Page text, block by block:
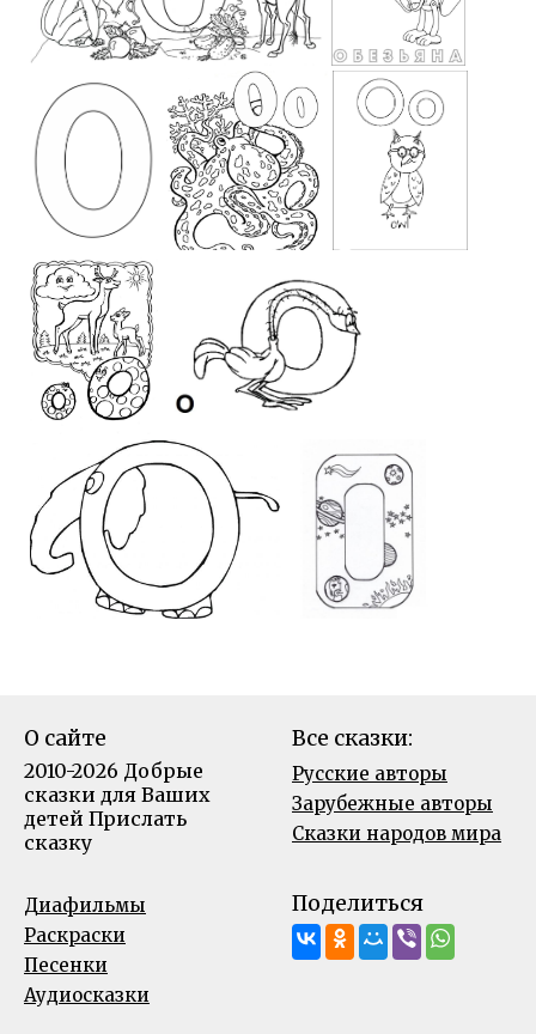
О сайте
2010-2026 Добрые
сказки для Ваших
детей Прислать
сказку
Все сказки:
Русские авторы
Зарубежные авторы
Сказки народов мира
Диафильмы
Раскраски
Песенки
Аудиосказки
Поделиться